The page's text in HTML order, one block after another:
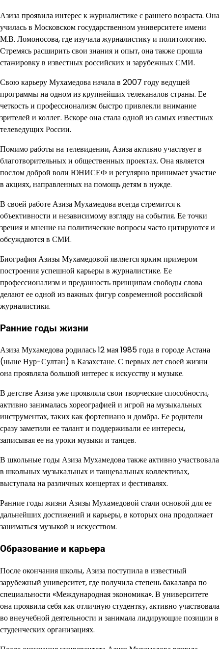
Азиза проявила интерес к журналистике с раннего возраста. Она
училась в Московском государственном университете имени
М.В. Ломоносова, где изучала журналистику и политологию.
Стремясь расширить свои знания и опыт, она также прошла
стажировку в известных российских и зарубежных СМИ.
Свою карьеру Мухамедова начала в 2007 году ведущей
программы на одном из крупнейших телеканалов страны. Ее
четкость и профессионализм быстро привлекли внимание
зрителей и коллег. Вскоре она стала одной из самых известных
телеведущих России.
Помимо работы на телевидении, Азиза активно участвует в
благотворительных и общественных проектах. Она является
послом доброй воли ЮНИСЕФ и регулярно принимает участие
в акциях, направленных на помощь детям в нужде.
В своей работе Азиза Мухамедова всегда стремится к
объективности и независимому взгляду на события. Ее точки
зрения и мнение на политические вопросы часто цитируются и
обсуждаются в СМИ.
Биография Азизы Мухамедовой является ярким примером
построения успешной карьеры в журналистике. Ее
профессионализм и преданность принципам свободы слова
делают ее одной из важных фигур современной российской
журналистики.
Ранние годы жизни
Азиза Мухамедова родилась 12 мая 1985 года в городе Астана
(ныне Нур-Султан) в Казахстане. С первых лет своей жизни
она проявляла большой интерес к искусству и музыке.
В детстве Азиза уже проявляла свои творческие способности,
активно занималась хореографией и игрой на музыкальных
инструментах, таких как фортепиано и домбра. Ее родители
сразу заметили ее талант и поддерживали ее интересы,
записывая ее на уроки музыки и танцев.
В школьные годы Азиза Мухамедова также активно участвовала
в школьных музыкальных и танцевальных коллективах,
выступала на различных концертах и фестивалях.
Ранние годы жизни Азизы Мухамедовой стали основой для ее
дальнейших достижений и карьеры, в которых она продолжает
заниматься музыкой и искусством.
Образование и карьера
После окончания школы, Азиза поступила в известный
зарубежный университет, где получила степень бакалавра по
специальности «Международная экономика». В университете
она проявила себя как отличную студентку, активно участвовала
во внеучебной деятельности и занимала лидирующие позиции в
студенческих организациях.